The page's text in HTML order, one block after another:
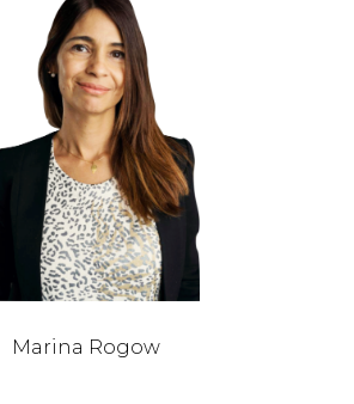
Marina Rogow